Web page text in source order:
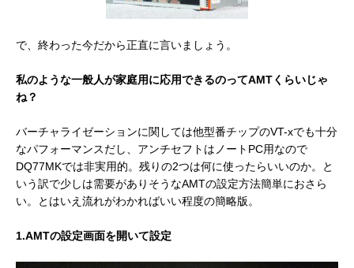
で、終わった今だから正直に言いましょう。
私のような一般人が家庭用に応用できるのってAMTくらいじゃ
ね？
バーチャライゼーションに関しては他型番チップのVT-xでも十分
なパフォーマンスだし、アンチセフトはノートPC用なので
DQ77MKでは非実用的。残りの2つは何に使ったらいいのか。
と
いう訳で少しは需要がありそうなAMTの設定方法簡単におさら
い。とはいえ流れがわかればいい程度の簡略版。
1.AMTの設定画面を開いて設定